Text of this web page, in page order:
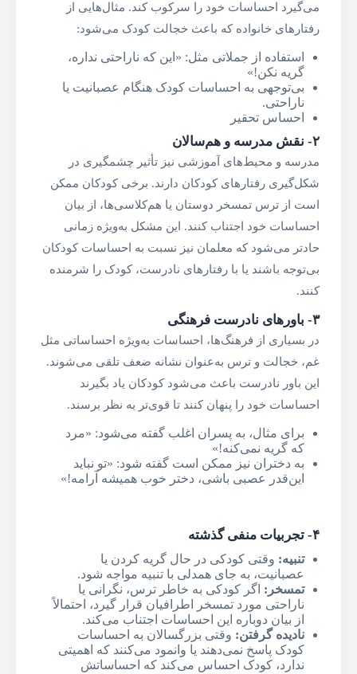
می‌گیرد احساسات خود را سرکوب کند. مثال‌هایی از
رفتارهای خانواده که باعث خجالت کودک می‌شود:
استفاده از جملاتی مثل: «این که ناراحتی نداره،
گریه نکن!»
بی‌توجهی به احساسات کودک هنگام عصبانیت یا
ناراحتی.
احساس تحقیر
۲- نقش مدرسه و هم‌سالان
مدرسه و محیط‌های آموزشی نیز تأثیر چشمگیری در
شکل‌گیری رفتارهای کودکان دارند. برخی کودکان ممکن
است از ترس تمسخر دوستان یا هم‌کلاسی‌ها، از بیان
احساسات خود اجتناب کنند. این مشکل به‌ویژه زمانی
حادتر می‌شود که معلمان نیز نسبت به احساسات کودکان
بی‌توجه باشند یا با رفتارهای نادرست، کودک را شرمنده
کنند.
۳- باورهای نادرست فرهنگی
در بسیاری از فرهنگ‌ها، احساسات به‌ویژه احساساتی مثل
غم، خجالت و ترس به‌عنوان نشانه ضعف تلقی می‌شوند.
این باور نادرست باعث می‌شود کودکان یاد بگیرند
احساسات خود را پنهان کنند تا قوی‌تر به نظر برسند.
برای مثال، به پسران اغلب گفته می‌شود: «مرد
که گریه نمی‌کنه!»
به دختران نیز ممکن است گفته شود: «تو نباید
این‌قدر عصبی باشی، دختر خوب همیشه آرامه!»
۴- تجربیات منفی گذشته
تنبیه: وقتی کودکی در حال گریه کردن یا
عصبانیت، به جای همدلی با تنبیه مواجه شود.
تمسخر : اگر کودکی به خاطر ترس، نگرانی یا
ناراحتی مورد تمسخر اطرافیان قرار گیرد، احتمالاً
از بیان دوباره این احساسات اجتناب می‌کند.
نادیده گرفتن: وقتی بزرگسالان به احساسات
کودک پاسخ نمی‌دهند یا وانمود می‌کنند که اهمیتی
ندارد، کودک احساس می‌کند که احساساتش